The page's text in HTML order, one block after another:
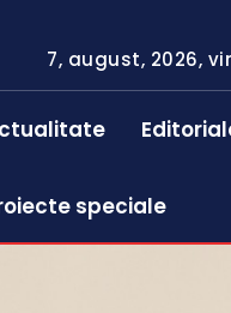
7, august, 2026,
speciale